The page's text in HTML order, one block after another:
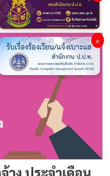
ดือน พฤศจิกายน 2565
ง ประจำเดือน
×